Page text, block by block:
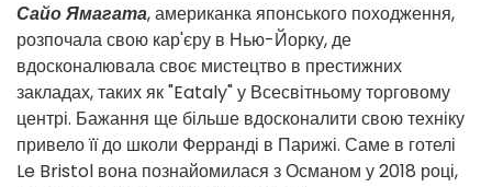
Сайо Ямагата, американка японського походження,
розпочала свою кар'єру в Нью-Йорку, де
вдосконалювала своє мистецтво в престижних
закладах, таких як "Eataly" у Всесвітньому торговому
центрі. Бажання ще більше вдосконалити свою техніку
привело її до школи Ферранді в Парижі. Саме в готелі
Le Bristol вона познайомилася з Османом у 2018 році,